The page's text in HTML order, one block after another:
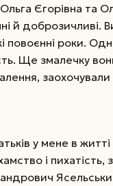
Ольга Єгорівна
й доброзичливі.
повоєнні роки.
Ще змалечку
заохочували
у мене в
і